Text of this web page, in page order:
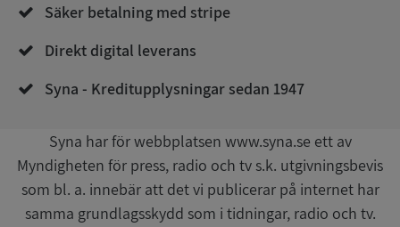
Säker betalning med stripe
Direkt digital leverans
Syna - Kreditupplysningar sedan 1947
Syna har för webbplatsen www.syna.se ett av
Myndigheten för press, radio och tv s.k. utgivningsbevis
som bl. a. innebär att det vi publicerar på internet har
samma grundlagsskydd som i tidningar, radio och tv.
VISITOR_PRIVACY_METADATA
YouTube
Privacy Policy